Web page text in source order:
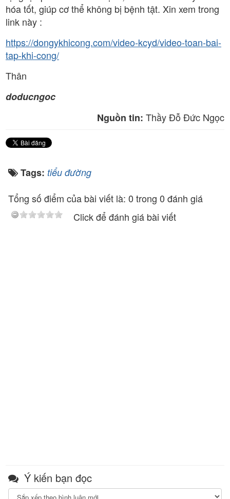
hóa tốt, giúp cơ thể không bị bệnh tật. Xin xem trong
link này :
https://dongykhicong.com/video-kcyd/video-toan-bai-
tap-khi-cong/
Thân
doducngoc
Nguồn tin: Thầy Đỗ Đức Ngọc
Tags: tiểu đường
Tổng số điểm của bài viết là: 0 trong 0 đánh giá
Click để đánh giá bài viết
Ý kiến bạn đọc